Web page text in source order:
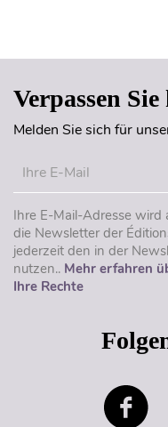
Verpassen
Melden Sie sich für
Ihre E-Mail-Adresse wird
die Newsletter der
jederzeit den in der
nutzen.. Mehr erfahren
Ihre Rechte